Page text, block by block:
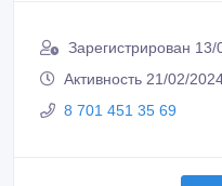
Зарегистрирован 13/
Активность 21/02/
8 701 451 35 69